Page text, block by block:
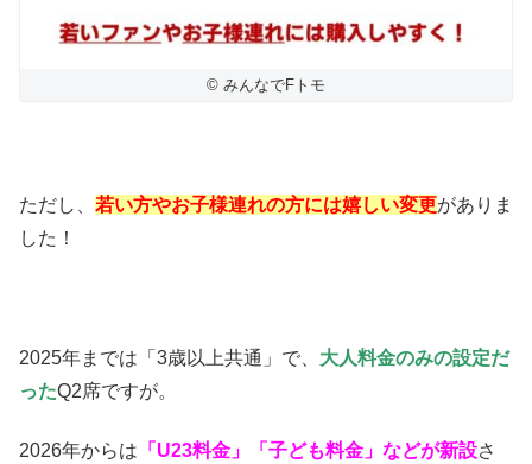
© みんなでFトモ
ただし、 若い方やお子様連れの方には嬉しい変更がありま
した！
2025年までは「3歳以上共通」で、 大人料金のみの設定だ
ったQ2席ですが。
2026年からは 「U23料金」「子ども料金」などが新設さ